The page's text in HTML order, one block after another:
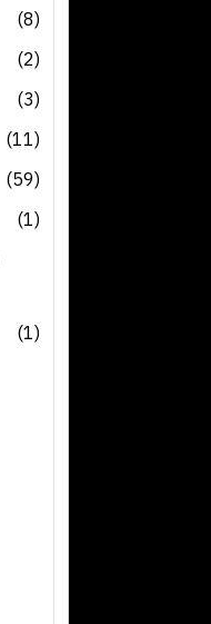
(8)
(2)
(3)
(11)
(59)
(1)
(1)